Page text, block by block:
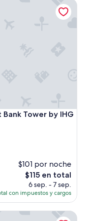
Tower by IHG
Tower by IHG
$101 por noche
El
precio
actual
es
de
$115 en total
6 sep. - 7 sep.
con impuestos y cargos
Tower by IHG
Convention Center